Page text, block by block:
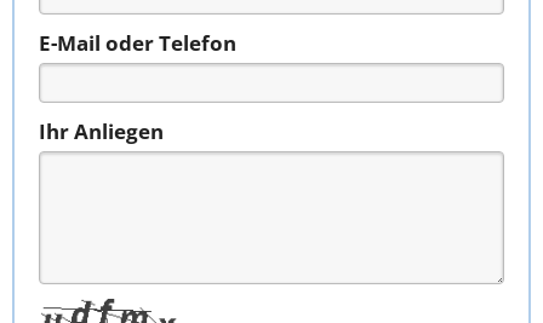
E-Mail oder Telefon
Ihr Anliegen